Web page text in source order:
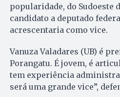
popularidade, do Sudoeste
candidato a deputado
acrescentaria como vice.
Vanuza Valadares (UB) é
Porangatu. É jovem, é
tem experiência
será uma grande vice”,